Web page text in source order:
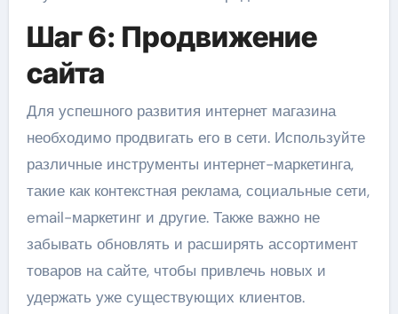
Шаг 6: Продвижение
сайта
Для успешного развития интернет магазина
необходимо продвигать его в сети. Используйте
различные инструменты интернет-маркетинга,
такие как контекстная реклама, социальные сети,
email-маркетинг и другие. Также важно не
забывать обновлять и расширять ассортимент
товаров на сайте, чтобы привлечь новых и
удержать уже существующих клиентов.